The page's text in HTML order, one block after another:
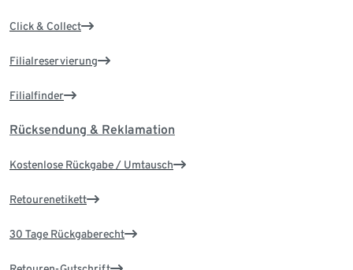
Click & Collect
Filialreservierung
Filialfinder
Rücksendung & Reklamation
Kostenlose Rückgabe / Umtausch
Retourenetikett
30 Tage Rückgaberecht